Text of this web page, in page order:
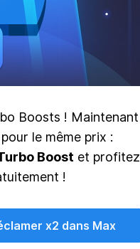
Boosts ! Maintenant
le même prix :
Boost et profitez
!
x2 dans Max